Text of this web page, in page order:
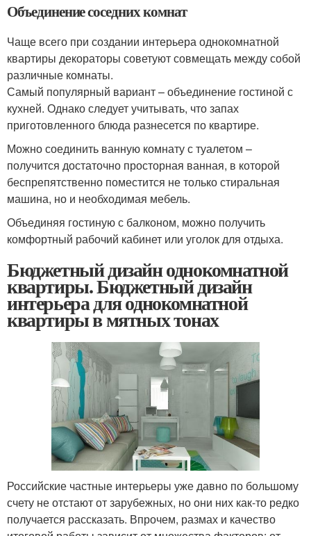
Объединение соседних комнат
Чаще всего при создании интерьера однокомнатной
квартиры декораторы советуют совмещать между собой
различные комнаты.
Самый популярный вариант – объединение гостиной с
кухней. Однако следует учитывать, что запах
приготовленного блюда разнесется по квартире.
Можно соединить ванную комнату с туалетом –
получится достаточно просторная ванная, в которой
беспрепятственно поместится не только стиральная
машина, но и необходимая мебель.
Объединяя гостиную с балконом, можно получить
комфортный рабочий кабинет или уголок для отдыха.
Бюджетный дизайн однокомнатной
квартиры. Бюджетный дизайн
интерьера для однокомнатной
квартиры в мятных тонах
Российские частные интерьеры уже давно по большому
счету не отстают от зарубежных, но они них как-то редко
получается рассказать. Впрочем, размах и качество